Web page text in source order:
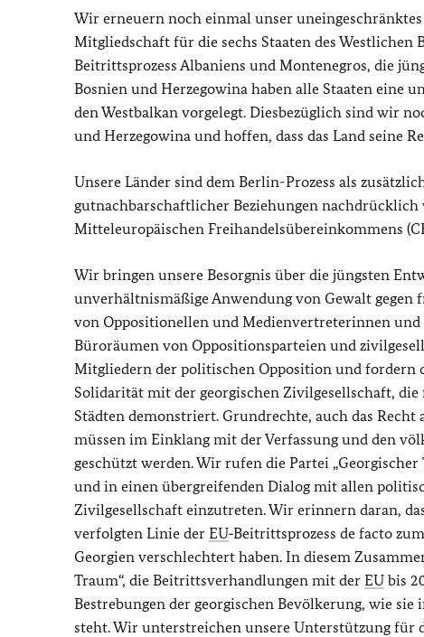
Wir erneuern noch einmal unser
Mitgliedschaft für die sechs Staaten des
Beitrittsprozess Albaniens und Montenegros, die
Bosnien und Herzegowina haben alle Staaten eine
den Westbalkan vorgelegt. Diesbezüglich sind wir
und Herzegowina und hoffen, dass das Land seine
Unsere Länder sind dem Berlin-Prozess als
gutnachbarschaftlicher Beziehungen
Mitteleuropäischen Freihandelsübereinkommens
Wir bringen unsere Besorgnis über die jüngsten
unverhältnismäßige Anwendung von Gewalt gegen
von Oppositionellen und Medienvertreterinnen
Büroräumen von Oppositionsparteien und
Mitgliedern der politischen Opposition und fordern
Solidarität mit der georgischen Zivilgesellschaft,
Städten demonstriert. Grundrechte, auch das
müssen im Einklang mit der Verfassung und den
geschützt werden. Wir rufen die Partei
und in einen übergreifenden Dialog mit allen
Zivilgesellschaft einzutreten. Wir erinnern daran,
verfolgten Linie der EU‑Beitrittsprozess de facto
Georgien verschlechtert haben. In diesem
Traum“, die Beitrittsverhandlungen mit der EU bis
Bestrebungen der georgischen Bevölkerung, wie
steht. Wir unterstreichen unsere Unterstützung für